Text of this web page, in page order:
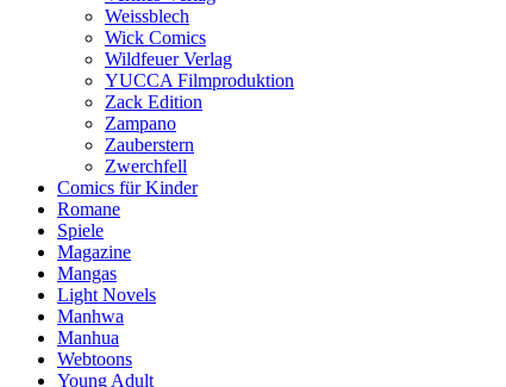
Weissblech
Wick Comics
Wildfeuer Verlag
YUCCA Filmproduktion
Zack Edition
Zampano
Zauberstern
Zwerchfell
Comics für Kinder
Romane
Spiele
Magazine
Mangas
Light Novels
Manhwa
Manhua
Webtoons
Young Adult